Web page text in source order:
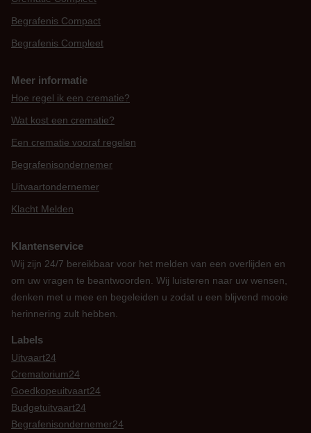
Begrafenis Compact
Begrafenis Compleet
Meer informatie
Hoe regel ik een crematie?
Wat kost een crematie?
Een crematie vooraf regelen
Begrafenisondernemer
Uitvaartondernemer
Klacht Melden
Klantenservice
Wij zijn 24/7 bereikbaar voor het melden van een overlijden en
om uw vragen te beantwoorden. Wij luisteren naar uw wensen,
denken met u mee en begeleiden u zodat u een blijvend mooie
herinnering zult hebben.
Labels
Uitvaart24
Crematorium24
Goedkopeuitvaart24
Budgetuitvaart24
Begrafenisondernemer24